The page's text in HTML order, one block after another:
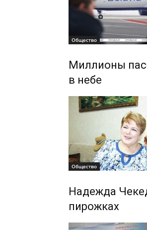
Общество
Миллионы
в небе
Общество
Надежда
пирожках